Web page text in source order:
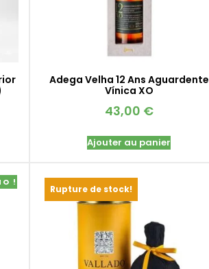
Adega Velha 12 Ans Aguardente
Vínica XO
43,00 €
Ajouter au panier
!
Rupture de stock!